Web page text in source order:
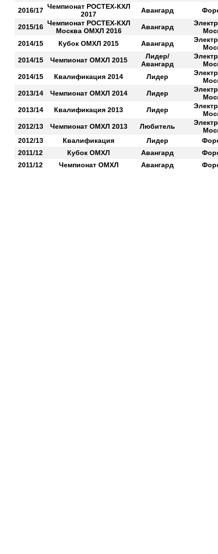
2016/17 Чемпионат РОСТЕХ-КХЛ
2017
Авангард
2015/16 Чемпионат РОСТЕХ-КХЛ
Москва ОМХЛ 2016
Авангард
2014/15
Кубок ОМХЛ 2015 Авангард
2014/15
Чемпионат ОМХЛ 2015
Лидер/
Авангард
2014/15
Квалификация 2014 Лидер
2013/14
Чемпионат ОМХЛ 2014 Лидер
2013/14
Квалификация 2013 Лидер
2012/13
Чемпионат ОМХЛ 2013 Любитель
2012/13
Квалификация Лидер
2011/12
Кубок ОМХЛ Авангард
2011/12
Чемпионат ОМХЛ Авангард